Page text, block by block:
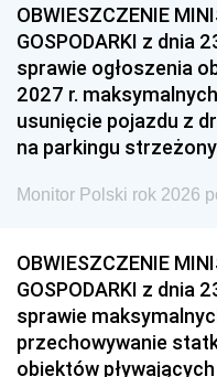
OBWIESZCZENIE
GOSPODARKI z dnia
sprawie ogłoszenia
2027 r.
usunięcie pojazdu z
na parkingu
Monitor Polski rok 2026
OBWIESZCZENIE
GOSPODARKI z dnia
sprawie
przechowywanie
obiektów